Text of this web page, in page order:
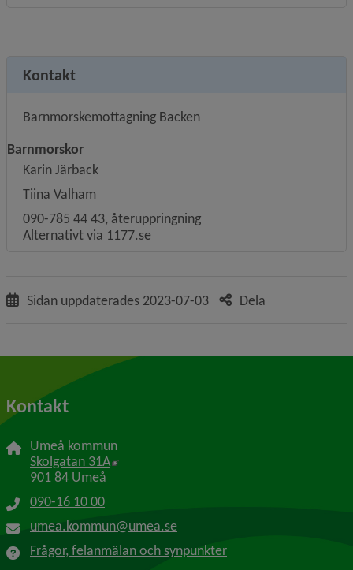
Kontakt
Barnmorskemottagning Backen
Barnmorskor
Karin Järback
Tiina Valham
090-785 44 43, återuppringning
Alternativt via 1177.se
Sidan uppdaterades 2023-07-03 Dela
Kontakt
Umeå kommun
Skolgatan 31A Länk till annan webbplats, öppnas i nytt
901 84 Umeå
090-16 10 00
umea.kommun@umea.se
Frågor, felanmälan och synpunkter